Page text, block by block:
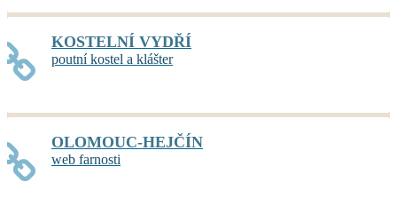
KOSTELNÍ VYDŘÍ
poutní kostel a klášter
OLOMOUC-HEJČÍN
web farnosti